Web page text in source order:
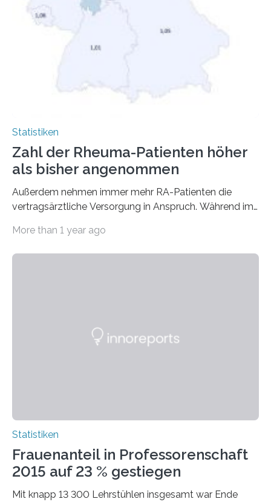
Statistiken
Zahl der Rheuma-Patienten höher
als bisher angenommen
Außerdem nehmen immer mehr RA-Patienten die
vertragsärztliche Versorgung in Anspruch. Während im
More than 1 year ago
Statistiken
Frauenanteil in Professorenschaft
2015 auf 23 % gestiegen
Mit knapp 13 300 Lehrstühlen insgesamt war Ende